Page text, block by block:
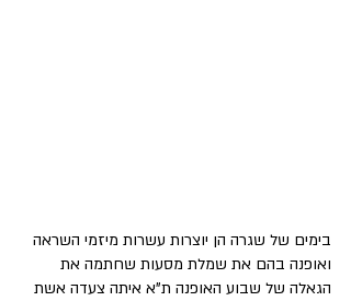
בימים של שגרה הן יוצרות עשרות מיזמי השראה
ואופנה בהם את שמלת מסעות שחתמה את
הגאלה של שבוע האופנה ת"א איתה צעדה אשת